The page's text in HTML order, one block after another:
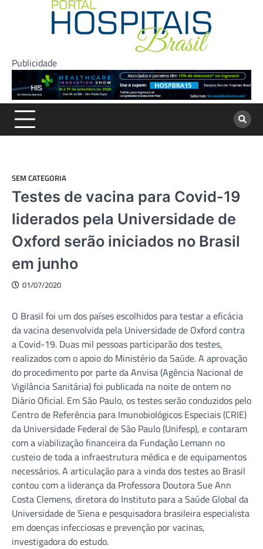
Publicidade
SEM CATEGORIA
Testes de vacina para Covid-19
liderados pela Universidade de
Oxford serão iniciados no Brasil
em junho
01/07/2020
O Brasil foi um dos países escolhidos para testar a eficácia
da vacina desenvolvida pela Universidade de Oxford contra
a Covid-19. Duas mil pessoas participarão dos testes,
realizados com o apoio do Ministério da Saúde. A aprovação
do procedimento por parte da Anvisa (Agência Nacional de
Vigilância Sanitária) foi publicada na noite de ontem no
Diário Oficial. Em São Paulo, os testes serão conduzidos pelo
Centro de Referência para Imunobiológicos Especiais (CRIE)
da Universidade Federal de São Paulo (Unifesp), e contaram
com a viabilização financeira da Fundação Lemann no
custeio de toda a infraestrutura médica e de equipamentos
necessários. A articulação para a vinda dos testes ao Brasil
contou com a liderança da Professora Doutora Sue Ann
Costa Clemens, diretora do Instituto para a Saúde Global da
Universidade de Siena e pesquisadora brasileira especialista
em doenças infecciosas e prevenção por vacinas,
investigadora do estudo.